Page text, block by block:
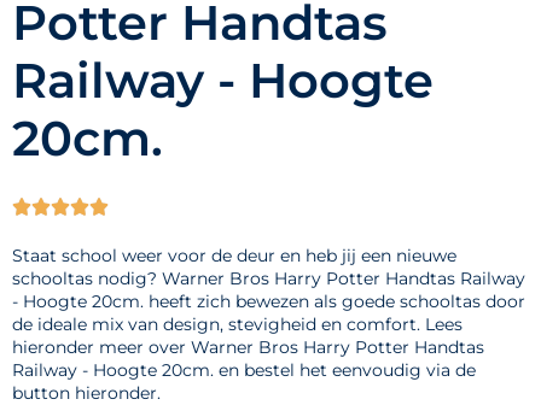
Potter Handtas
Railway - Hoogte
20cm.

Staat school weer voor de deur en heb jij een nieuwe
schooltas nodig? Warner Bros Harry Potter Handtas Railway
- Hoogte 20cm. heeft zich bewezen als goede schooltas door
de ideale mix van design, stevigheid en comfort. Lees
hieronder meer over Warner Bros Harry Potter Handtas
Railway - Hoogte 20cm. en bestel het eenvoudig via de
button hieronder.